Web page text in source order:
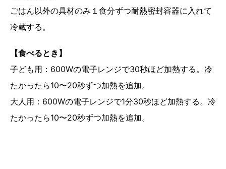
ごはん以外の具材のみ１食分ずつ耐熱密封容器に入れて
冷蔵する。
【食べるとき】
子ども用：600Wの電子レンジで30秒ほど加熱する。冷
たかったら10〜20秒ずつ加熱を追加。
大人用：600Wの電子レンジで1分30秒ほど加熱する。冷
たかったら10〜20秒ずつ加熱を追加。